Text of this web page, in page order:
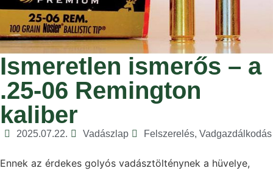
Ismeretlen ismerős – a
.25-06 Remington
kaliber
2025.07.22. Vadászlap Felszerelés, Vadgazdálkodás
Ennek az érdekes golyós vadásztölténynek a hüvelye,